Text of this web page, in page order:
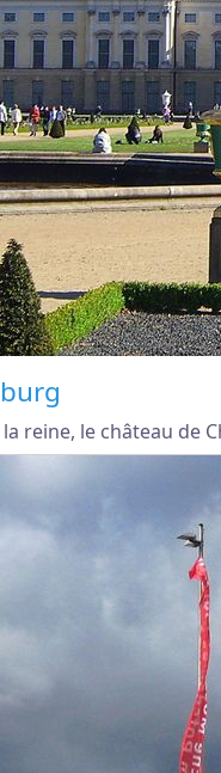
reine, le château